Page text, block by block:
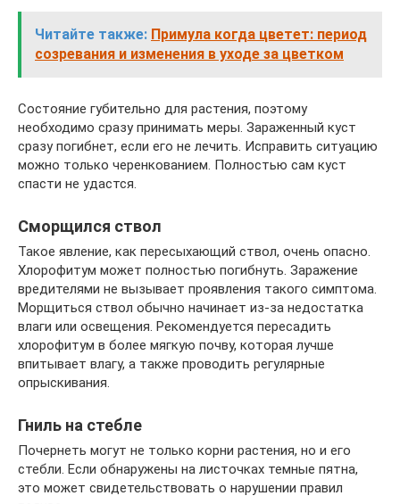
Читайте также: Примула когда цветет: период
созревания и изменения в уходе за цветком
Состояние губительно для растения, поэтому
необходимо сразу принимать меры. Зараженный куст
сразу погибнет, если его не лечить. Исправить ситуацию
можно только черенкованием. Полностью сам куст
спасти не удастся.
Сморщился ствол
Такое явление, как пересыхающий ствол, очень опасно.
Хлорофитум может полностью погибнуть. Заражение
вредителями не вызывает проявления такого симптома.
Морщиться ствол обычно начинает из-за недостатка
влаги или освещения. Рекомендуется пересадить
хлорофитум в более мягкую почву, которая лучше
впитывает влагу, а также проводить регулярные
опрыскивания.
Гниль на стебле
Почернеть могут не только корни растения, но и его
стебли. Если обнаружены на листочках темные пятна,
это может свидетельствовать о нарушении правил